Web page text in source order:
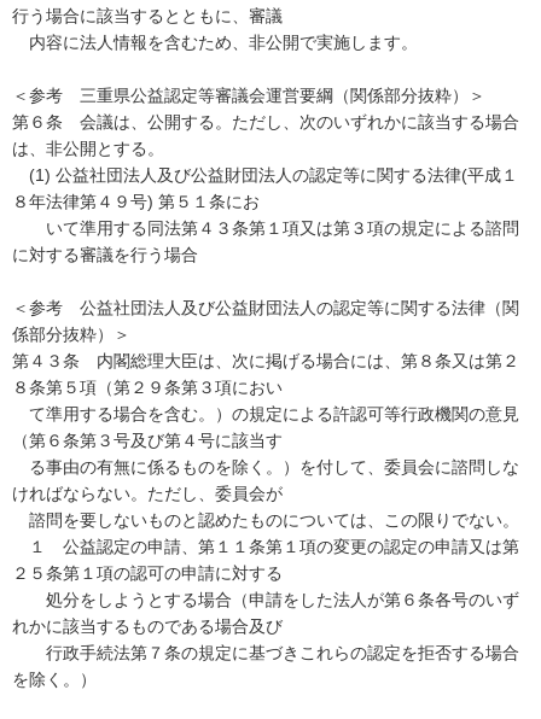
行う場合に該当するとともに、審議
内容に法人情報を含むため、非公開で実施します。
＜参考 三重県公益認定等審議会運営要綱（関係部分抜粋）＞
第６条 会議は、公開する。ただし、次のいずれかに該当する場合
は、非公開とする。
(1) 公益社団法人及び公益財団法人の認定等に関する法律(平成１
８年法律第４９号) 第５１条にお
いて準用する同法第４３条第１項又は第３項の規定による諮問
に対する審議を行う場合
＜参考 公益社団法人及び公益財団法人の認定等に関する法律（関
係部分抜粋）＞
第４３条 内閣総理大臣は、次に掲げる場合には、第８条又は第２
８条第５項（第２９条第３項におい
て準用する場合を含む。）の規定による許認可等行政機関の意見
（第６条第３号及び第４号に該当す
る事由の有無に係るものを除く。）を付して、委員会に諮問しな
ければならない。ただし、委員会が
諮問を要しないものと認めたものについては、この限りでない。
１ 公益認定の申請、第１１条第１項の変更の認定の申請又は第
２５条第１項の認可の申請に対する
処分をしようとする場合（申請をした法人が第６条各号のいず
れかに該当するものである場合及び
行政手続法第７条の規定に基づきこれらの認定を拒否する場合
を除く。）